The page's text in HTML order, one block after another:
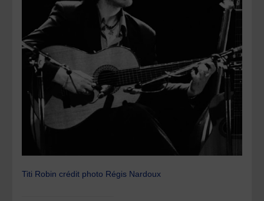
Titi Robin crédit photo Régis Nardoux